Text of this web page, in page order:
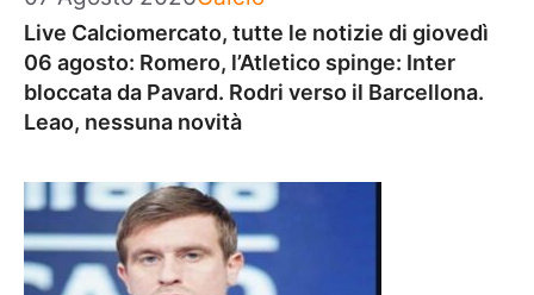
Live Calciomercato, tutte le notizie di giovedì
06 agosto: Romero, l’Atletico spinge: Inter
bloccata da Pavard. Rodri verso il Barcellona.
Leao, nessuna novità